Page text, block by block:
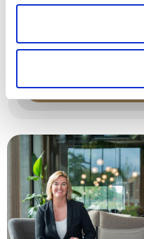
Leje fra
Book fremvisning